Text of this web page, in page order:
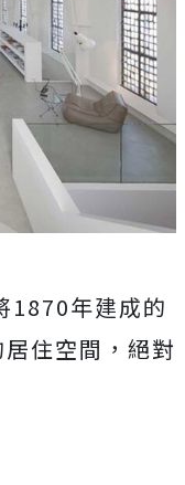
1870年建成的
住空間，絕對